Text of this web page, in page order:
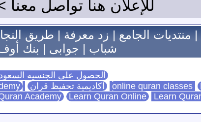
للإعلان هنا تواصل معنا
|منتديات الجامع|زد معرفة|طريق
شباب | جوابى | بنك
الحصول على الجنسيه
اكاديمية تحفيظ قران
Academy Learn Quran Online Learn